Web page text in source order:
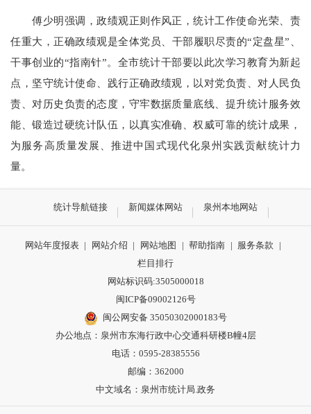
傅少明强调，政绩观正则作风正，统计工作使命光荣、责
任重大，正确政绩观是全体党员、干部履职尽责的“定盘星”、
干事创业的“指南针”。全市统计干部要以此次学习教育为新起
点，坚守统计使命、践行正确政绩观，以对党负责、对人民负
责、对历史负责的态度，守牢数据质量底线、提升统计服务效
能、锻造过硬统计队伍，以真实准确、权威可靠的统计成果，
为服务高质量发展、推进中国式现代化泉州实践贡献统计力
量。
统计导航链接 新闻媒体网站 泉州本地网站
网站年度报表 | 网站介绍 | 网站地图 | 帮助指南 | 服务条款
|
栏目排行
网站标识码:3505000018
闽ICP备09002126号
闽公网安备 35050302000183号
办公地点：泉州市东海行政中心交通科研楼B幢4层
电话：0595-28385556
邮编：362000
中文域名：泉州市统计局.政务